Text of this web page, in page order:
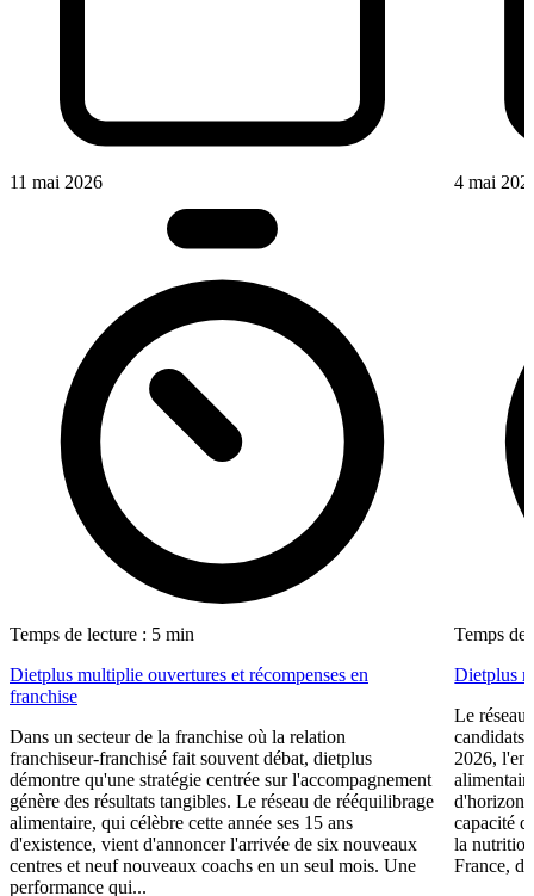
11 mai 2026
Temps de lecture : 5 min
Dietplus multiplie ouvertures et récompenses en
franchise
Dans un secteur de la franchise où la relation
franchiseur-franchisé fait souvent débat, dietplus
démontre qu'une stratégie centrée sur l'accompagnement
génère des résultats tangibles. Le réseau de rééquilibrage
alimentaire, qui célèbre cette année ses 15 ans
d'existence, vient d'annoncer l'arrivée de six nouveaux
centres et neuf nouveaux coachs en un seul mois. Une
performance qui...
4 mai
Temps de
Dietplus
Le réseau
candidats
2026,
capacité
la
France,